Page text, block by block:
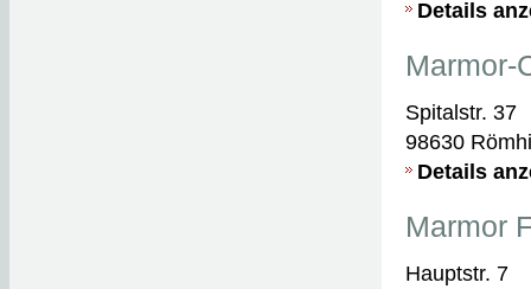
Details
Marmor-
Spitalstr. 37
98630
Details
Marmor
Hauptstr. 7